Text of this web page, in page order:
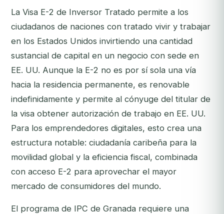
La Visa E-2 de Inversor Tratado permite a los
ciudadanos de naciones con tratado vivir y trabajar
en los Estados Unidos invirtiendo una cantidad
sustancial de capital en un negocio con sede en
EE. UU. Aunque la E-2 no es por sí sola una vía
hacia la residencia permanente, es renovable
indefinidamente y permite al cónyuge del titular de
la visa obtener autorización de trabajo en EE. UU.
Para los emprendedores digitales, esto crea una
estructura notable: ciudadanía caribeña para la
movilidad global y la eficiencia fiscal, combinada
con acceso E-2 para aprovechar el mayor
mercado de consumidores del mundo.
El programa de IPC de Granada requiere una